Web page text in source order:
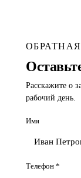
Расскажите о
рабочий день.
Имя
Телефон *